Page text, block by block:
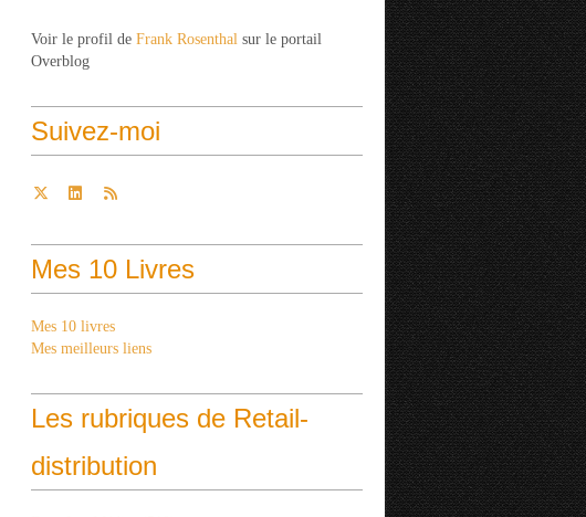
Voir le profil de Frank Rosenthal sur le portail
Overblog
Suivez-moi
Mes 10 Livres
Mes 10 livres
Mes meilleurs liens
Les rubriques de Retail-
distribution